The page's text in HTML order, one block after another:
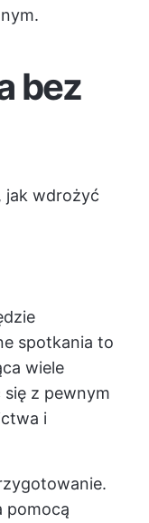
bez
jak wdrożyć
spotkania to
wiele
z pewnym
i
pomocą